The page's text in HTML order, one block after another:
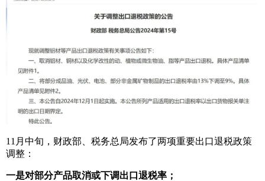
11月中旬，财政部、税务总局发布了两项重要出口退税政策
调整：
一是对部分产品取消或下调出口退税率；